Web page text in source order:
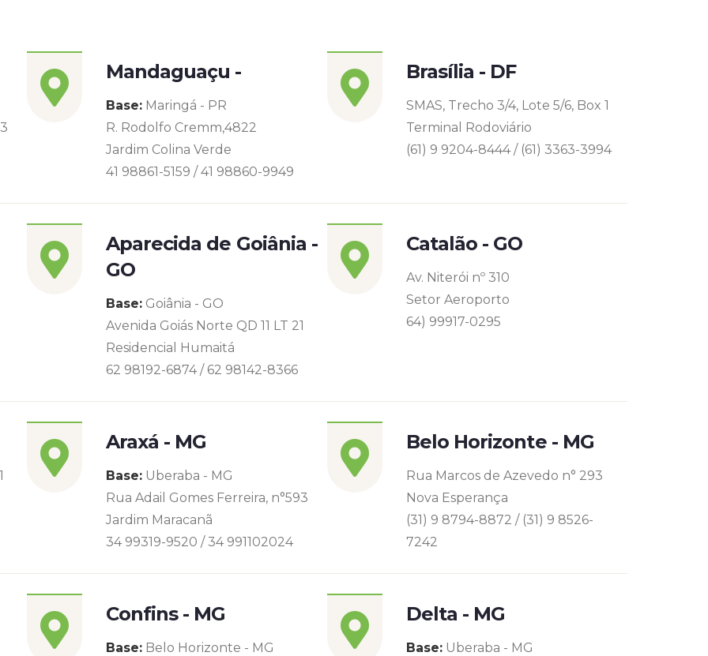
Mandaguaçu -
Base: Maringá - PR
R. Rodolfo Cremm,4822
Jardim Colina Verde
41 98861-5159 / 41 98860-9949
Brasília - DF
SMAS, Trecho 3/4, Lote 5/6, Box 1
Terminal Rodoviário
(61) 9 9204-8444 / (61) 3363-3994
Aparecida de Goiânia -
GO
Base: Goiânia - GO
Avenida Goiás Norte QD 11 LT 21
Residencial Humaitá
62 98192-6874 / 62 98142-8366
Catalão - GO
Av. Niterói nº 310
Setor Aeroporto
64) 99917-0295
Araxá - MG
Base: Uberaba - MG
Rua Adail Gomes Ferreira, n°593
Jardim Maracanã
34 99319-9520 / 34 991102024
Belo Horizonte - MG
Rua Marcos de Azevedo n° 293
Nova Esperança
(31) 9 8794-8872 / (31) 9 8526-
7242
Confins - MG
Base: Belo Horizonte - MG
Delta - MG
Base: Uberaba - MG